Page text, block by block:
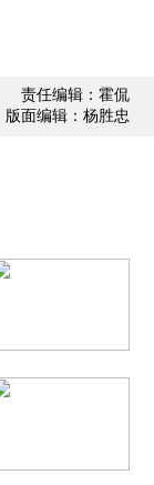
责任编辑：霍侃
版面编辑：杨胜忠